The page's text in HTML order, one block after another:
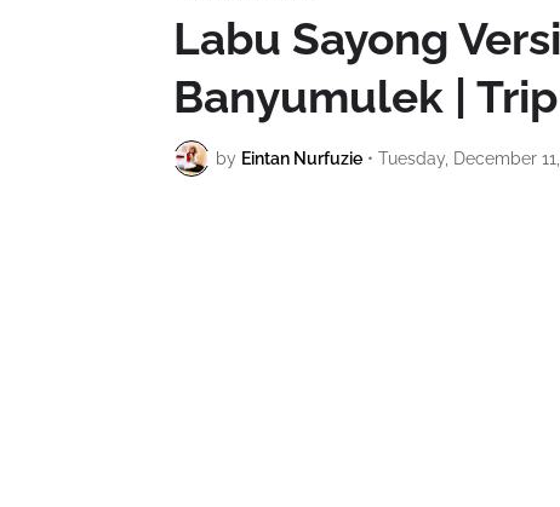
Labu Sayong
Banyumulek |
by Eintan Nurfuzie • Tuesday, December